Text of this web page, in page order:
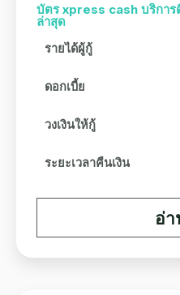
บัตร xpress cash บริการ
ล่าสุด
รายได้ผู้กู้
ดอกเบี้ย
วงเงินให้กู้
ระยะเวลาคืนเงิน
อ่